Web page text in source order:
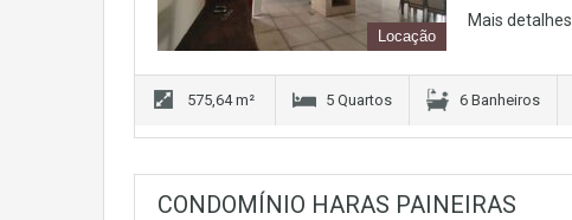
Locação
Mais detalhes
575,64 m² 5 Quartos 6 Banheiros
CONDOMÍNIO HARAS PAINEIRAS